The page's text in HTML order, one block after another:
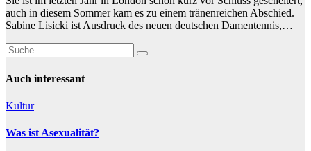
auch in diesem Sommer kam es zu einem tränenreichen Abschied.
Sabine Lisicki ist Ausdruck des neuen deutschen Damentennis,…
Auch interessant
Kultur
Was ist Asexualität?